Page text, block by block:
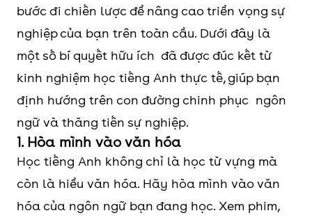
bước đi chiến lược để nâng cao triển vọng sự
nghiệp của bạn trên toàn cầu. Dưới đây là
một số bí quyết hữu ích đã được đúc kết từ
kinh nghiệm học tiếng Anh thực tế, giúp bạn
định hướng trên con đường chinh phục ngôn
ngữ và thăng tiến sự nghiệp.
1. Hòa mình vào văn hóa
Học tiếng Anh không chỉ là học từ vựng mà
còn là hiểu văn hóa. Hãy hòa mình vào văn
hóa của ngôn ngữ bạn đang học. Xem phim,